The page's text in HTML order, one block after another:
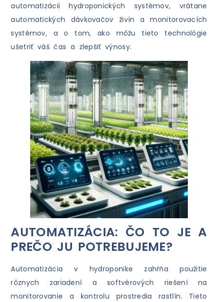
automatizácii hydroponických systémov, vrátane
automatických dávkovačov živín a monitorovacích
systémov, a o tom, ako môžu tieto technológie
ušetriť váš čas a zlepšiť výnosy.
AUTOMATIZÁCIA: ČO TO JE A
PREČO JU POTREBUJEME?
Automatizácia v hydroponike zahŕňa použitie
rôznych zariadení a softvérových riešení na
monitorovanie a kontrolu prostredia rastlín. Tieto